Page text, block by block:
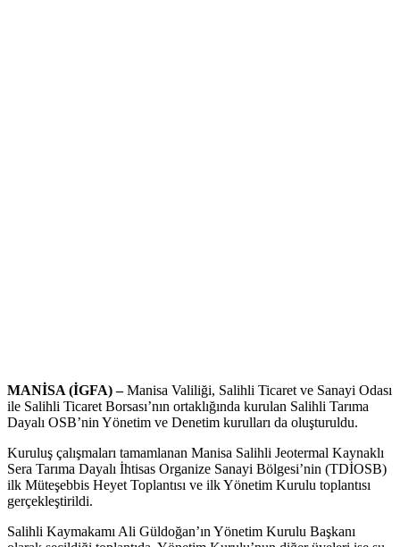
MANİSA (İGFA) –Manisa Valiliği, Salihli Ticaret ve Sanayi Odası
ile Salihli Ticaret Borsası’nın ortaklığında kurulan Salihli Tarıma
Dayalı OSB’nin Yönetim ve Denetim kurulları da oluşturuldu.
Kuruluş çalışmaları tamamlanan Manisa Salihli Jeotermal Kaynaklı
Sera Tarıma Dayalı İhtisas Organize Sanayi Bölgesi’nin (TDİOSB)
ilk Müteşebbis Heyet Toplantısı ve ilk Yönetim Kurulu toplantısı
gerçekleştirildi.
Salihli Kaymakamı Ali Güldoğan’ın Yönetim Kurulu Başkanı